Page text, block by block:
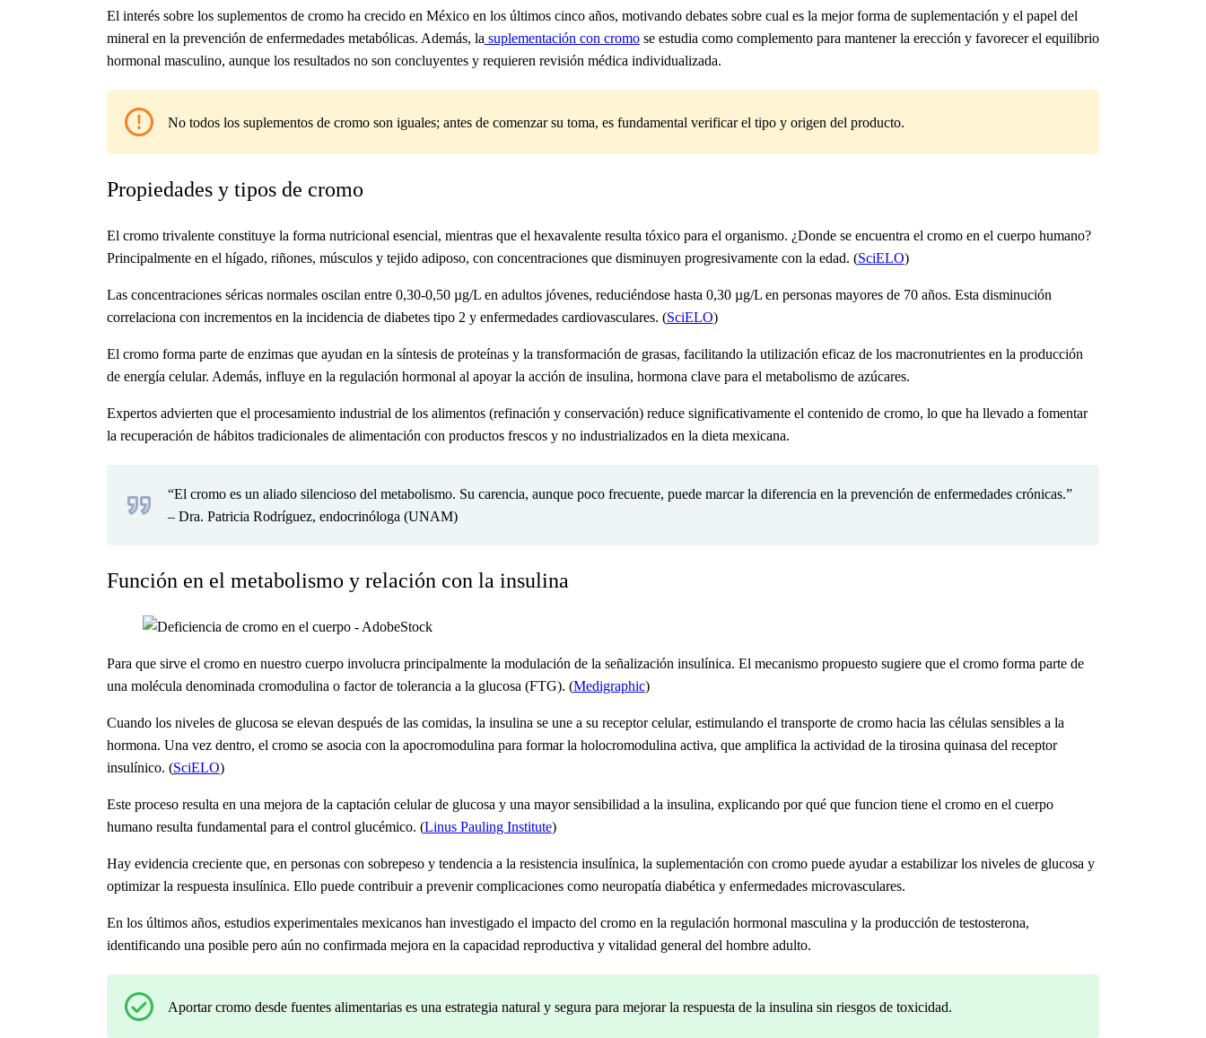
El interés sobre los suplementos de cromo ha crecido en México en los últimos cinco años, motivando debates sobre cual es la mejor forma de suplementación y el papel del
mineral en la prevención de enfermedades metabólicas. Además, lasuplementación con cromose estudia como complemento para mantener la erección y favorecer el equilibrio
hormonal masculino, aunque los resultados no son concluyentes y requieren revisión médica individualizada.
No todos los suplementos de cromo son iguales; antes de comenzar su toma, es fundamental verificar el tipo y origen del producto.
Propiedades y tipos de cromo
El cromo trivalente constituye la forma nutricional esencial, mientras que el hexavalente resulta tóxico para el organismo. ¿Donde se encuentra el cromo en el cuerpo humano?
Principalmente en el hígado, riñones, músculos y tejido adiposo, con concentraciones que disminuyen progresivamente con la edad. (SciELO)
Las concentraciones séricas normales oscilan entre 0,30-0,50 µg/L en adultos jóvenes, reduciéndose hasta 0,30 µg/L en personas mayores de 70 años. Esta disminución
correlaciona con incrementos en la incidencia de diabetes tipo 2 y enfermedades cardiovasculares. (SciELO)
El cromo forma parte de enzimas que ayudan en la síntesis de proteínas y la transformación de grasas, facilitando la utilización eficaz de los macronutrientes en la producción
de energía celular. Además, influye en la regulación hormonal al apoyar la acción de insulina, hormona clave para el metabolismo de azúcares.
Expertos advierten que el procesamiento industrial de los alimentos (refinación y conservación) reduce significativamente el contenido de cromo, lo que ha llevado a fomentar
la recuperación de hábitos tradicionales de alimentación con productos frescos y no industrializados en la dieta mexicana.
“El cromo es un aliado silencioso del metabolismo. Su carencia, aunque poco frecuente, puede marcar la diferencia en la prevención de enfermedades crónicas.”
– Dra. Patricia Rodríguez, endocrinóloga (UNAM)
Función en el metabolismo y relación con la insulina
Para que sirve el cromo en nuestro cuerpoinvolucra principalmente la modulación de la señalización insulínica. El mecanismo propuesto sugiere que el cromo forma parte de
una molécula denominada cromodulina o factor de tolerancia a la glucosa (FTG). (Medigraphic)
Cuando los niveles de glucosa se elevan después de las comidas, la insulina se une a su receptor celular, estimulando el transporte de cromo hacia las células sensibles a la
hormona. Una vez dentro, el cromo se asocia con la apocromodulina para formar la holocromodulina activa, que amplifica la actividad de la tirosina quinasa del receptor
insulínico. (SciELO)
Este proceso resulta en una mejora de la captación celular de glucosa y una mayor sensibilidad a la insulina, explicando por qué que funcion tiene el cromo en el cuerpo
humanoresulta fundamental para el control glucémico. (Linus Pauling Institute)
Hay evidencia creciente que, en personas con sobrepeso y tendencia a la resistencia insulínica, la suplementación con cromo puede ayudar a estabilizar los niveles de glucosa y
optimizar la respuesta insulínica. Ello puede contribuir a prevenir complicaciones como neuropatía diabética y enfermedades microvasculares.
En los últimos años, estudios experimentales mexicanos han investigado el impacto del cromo en la regulación hormonal masculina y la producción de testosterona,
identificando una posible pero aún no confirmada mejora en la capacidad reproductiva y vitalidad general del hombre adulto.
Aportar cromo desde fuentes alimentarias es una estrategia natural y segura para mejorar la respuesta de la insulina sin riesgos de toxicidad.